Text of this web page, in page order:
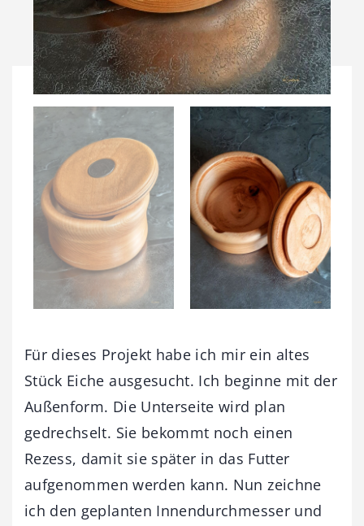
Für dieses Projekt habe ich mir ein altes
Stück Eiche ausgesucht. Ich beginne mit der
Außenform. Die Unterseite wird plan
gedrechselt. Sie bekommt noch einen
Rezess, damit sie später in das Futter
aufgenommen werden kann. Nun zeichne
ich den geplanten Innendurchmesser und